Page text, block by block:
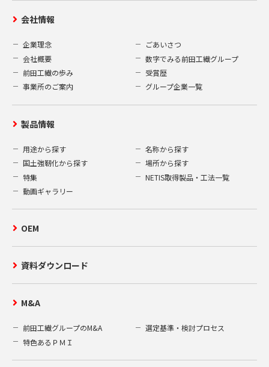
会社情報
企業理念
ごあいさつ
会社概要
数字でみる前田工繊グループ
前田工繊の歩み
受賞歴
事業所のご案内
グループ企業一覧
製品情報
用途から探す
名称から探す
国土強靭化から探す
場所から探す
特集
NETIS取得製品・工法一覧
動画ギャラリー
OEM
資料ダウンロード
M&A
前田工繊グループのM&A
選定基準・検討プロセス
特色あるＰＭＩ